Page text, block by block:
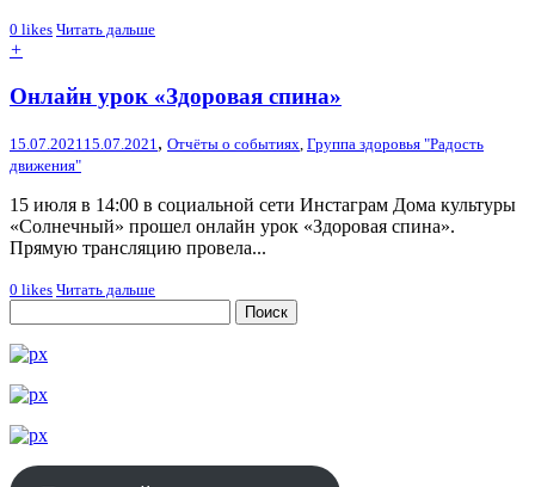
0 likes Читать дальше
+
Онлайн урок «Здоровая спина»
15.07.2021 15.07.2021 , Отчёты о событиях Группа здоровья "Радость
движения"
15 июля в 14:00 в социальной сети Инстаграм Дома культуры
«Солнечный» прошел онлайн урок «Здоровая спина».
Прямую трансляцию провела...
0 likes Читать дальше